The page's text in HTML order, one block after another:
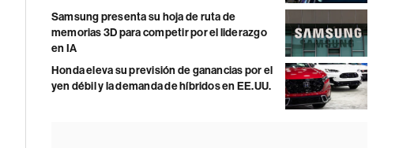
Samsung presenta su hoja de ruta de
memorias 3D para competir por el liderazgo
en IA
Honda eleva su previsión de ganancias por el
yen débil y la demanda de híbridos en EE.UU.